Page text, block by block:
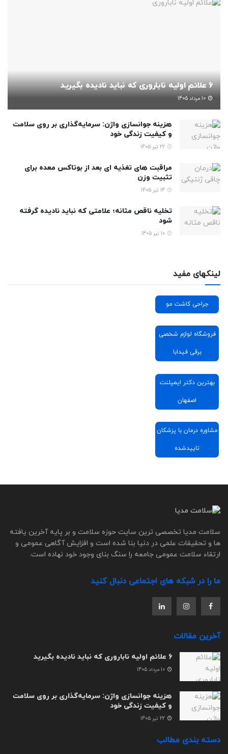
6 علائم اولیه ناباروری که نباید نادیده بگیرید
هزینه جوانسازی واژن: سرمایه‌گذاری بر روی سلامت
و کیفیت زندگی خود
مراقبت های تغذیه ای بعد از بوتاکس معده برای
تثبیت وزن
تخلیه ناقص مثانه؛ علامتی که نباید نادیده گرفته
شود
لینکهای مفید
جراحی کاشت مو
فروشگاه لوازم شخصی
برقی فیدابا
بهترین دکتر ایمپلنت
اصفهان
مشاوره درمان با پزشکان
تاییدشده
سلامت مدیا تخصصی ترین سایت حوزه سلامت و بر پایه آخرین یافته
ها و تحقیقات علمی در دنیا بنا شده است و افزایش آگاهی عمومی و
ارتقاء سلامت عمومی جامعه را سنگ بنای وجود خود نهاده است.
ما را در شبکه های اجتماعی دنبال کنید
آخرین مقالات
6 علائم اولیه ناباروری که نباید نادیده بگیرید
هزینه جوانسازی واژن: سرمایه‌گذاری بر روی سلامت
و کیفیت زندگی خود
دسته بندی مطالب